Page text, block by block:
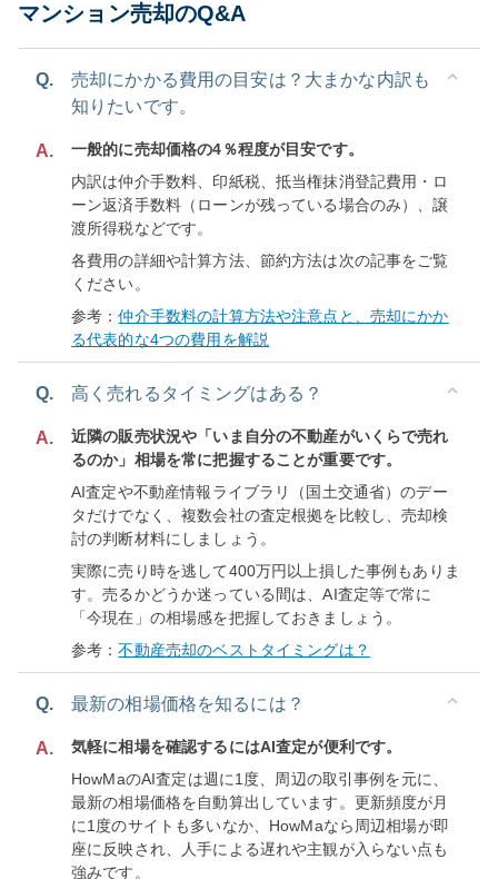
マンション売却のQ&A
Q.
売却にかかる費用の目安は？大まかな内訳も
知りたいです。
A.
一般的に売却価格の4％程度が目安です。
内訳は仲介手数料、印紙税、抵当権抹消登記費用・ロ
ーン返済手数料（ローンが残っている場合のみ）、譲
渡所得税などです。
各費用の詳細や計算方法、節約方法は次の記事をご覧
ください。
参考：仲介手数料の計算方法や注意点と、売却にかか
る代表的な4つの費用を解説
Q. 高く売れるタイミングはある？
A.
近隣の販売状況や「いま自分の不動産がいくらで売れ
るのか」相場を常に把握することが重要です。
AI査定や不動産情報ライブラリ（国土交通省）のデー
タだけでなく、複数会社の査定根拠を比較し、売却検
討の判断材料にしましょう。
実際に売り時を逃して400万円以上損した事例もありま
す。売るかどうか迷っている間は、AI査定等で常に
「今現在」の相場感を把握しておきましょう。
参考：不動産売却のベストタイミングは？
Q. 最新の相場価格を知るには？
A.
気軽に相場を確認するにはAI査定が便利です。
HowMaのAI査定は週に1度、周辺の取引事例を元に、
最新の相場価格を自動算出しています。更新頻度が月
に1度のサイトも多いなか、HowMaなら周辺相場が即
座に反映され、人手による遅れや主観が入らない点も
強みです。